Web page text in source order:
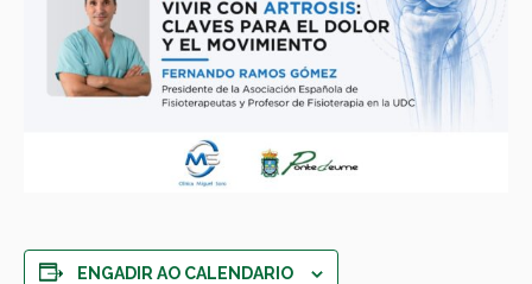
ENGADIR AO CALENDARIO